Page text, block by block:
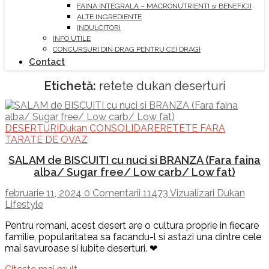
FAINA INTEGRALA – MACRONUTRIENTI si BENEFICII
ALTE INGREDIENTE
INDULCITORI
INFO UTILE
CONCURSURI DIN DRAG PENTRU CEI DRAGI
Contact
Etichetă: retete dukan deserturi
DESERTURI Dukan CONSOLIDARERETETE FARA
TARATE DE OVAZ
SALAM de BISCUITI cu nuci si BRANZA (Fara faina
alba/ Sugar free/ Low carb/ Low fat)
februarie 11, 2024 0 Comentarii 11473 Vizualizari Dukan
Lifestyle
Pentru romani, acest desert are o cultura proprie in fiecare
familie, popularitatea sa facandu-l si astazi una dintre cele
mai savuroase si iubite deserturi. ❤